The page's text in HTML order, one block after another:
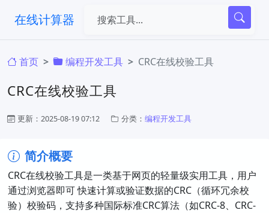
在线计算器
首页 编程开发工具 CRC在线校验工具​
CRC在线校验工具​
更新：2025-08-19 07:12 分类： 编程开发工具
简介概要
CRC在线校验工具​是一类基于网页的轻量级实用工具，用户
通过浏览器即可 ​快速计算或验证数据的CRC（循环冗余校
验）校验码，支持多种国际标准CRC算法（如CRC-8、CRC-